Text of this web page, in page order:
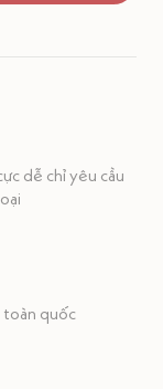
dễ chỉ yêu cầu
toàn quốc